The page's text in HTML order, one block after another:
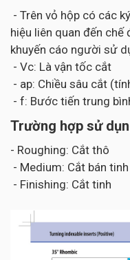
- Trên vỏ hộp có các
hiệu liên quan đến
khuyến cáo người sử
- Vc: Là vận tốc cắt
- ap: Chiều sâu cắt
- f: Bước tiến trung
Trường hợp sử
- Roughing: Cắt thô
- Medium: Cắt bán tinh
- Finishing: Cắt tinh